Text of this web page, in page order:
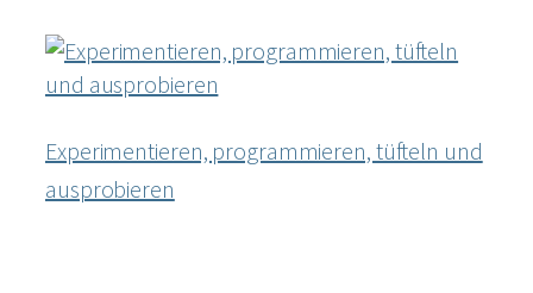
Experimentieren, programmieren, tüfteln und
ausprobieren